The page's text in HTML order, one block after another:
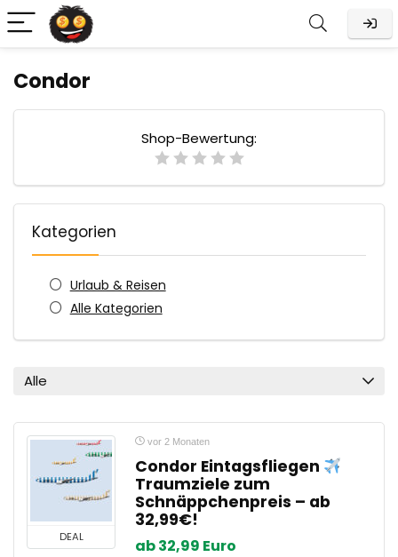
Condor
Shop-Bewertung:
Kategorien
Urlaub & Reisen
Alle Kategorien
Alle
DEAL
vor 2 Monaten
Condor Eintagsfliegen
Traumziele zum
Schnäppchenpreis – ab
32,99€!
ab 32,99 Euro